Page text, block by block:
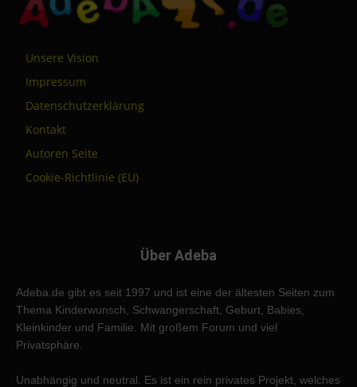
Unsere Vision
Impressum
Datenschutzerklärung
Kontakt
Autoren Seite
Cookie-Richtlinie (EU)
Über Adeba
Adeba.de gibt es seit 1997 und ist eine der ältesten Seiten zum
Thema Kinderwunsch, Schwangerschaft, Geburt, Babies,
Kleinkinder und Familie. Mit großem Forum und viel
Privatsphäre.
Unabhängig und neutral. Es ist ein rein privates Projekt, welches